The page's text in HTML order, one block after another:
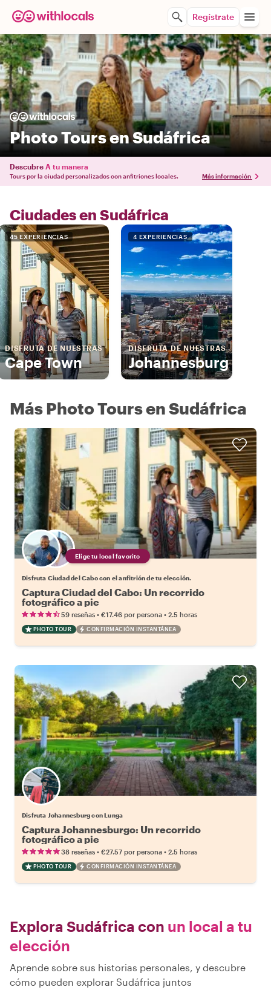
Regístrate
Photo Tours en Sudáfrica
Descubre A tu manera
Tours por la ciudad personalizados con anfitriones locales. Más información
Ciudades en Sudáfrica
45 EXPERIENCIAS
DISFRUTA DE NUESTRAS
Cape Town
4 EXPERIENCIAS
DISFRUTA DE NUESTRAS
Johannesburg
Más Photo Tours en Sudáfrica
Elige tu local favorito
Disfruta Ciudad del Cabo con el anfitrión de tu elección.
Captura Ciudad del Cabo: Un recorrido
fotográfico a pie
59 reseñas • €17.46 por persona • 2.5 horas
PHOTO TOUR CONFIRMACIÓN INSTANTÁNEA
Disfruta Johannesburg con Lunga
Captura Johannesburgo: Un recorrido
fotográfico a pie
38 reseñas • €27.57 por persona • 2.5 horas
PHOTO TOUR CONFIRMACIÓN INSTANTÁNEA
Explora Sudáfrica con un local a tu
elección
Aprende sobre sus historias personales, y descubre
cómo pueden explorar Sudáfrica juntos